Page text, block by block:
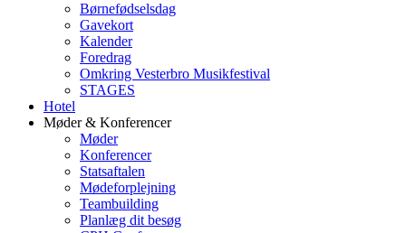
Børnefødselsdag
Gavekort
Kalender
Foredrag
Omkring Vesterbro Musikfestival
STAGES
Hotel
Møder & Konferencer
Møder
Konferencer
Statsaftalen
Mødeforplejning
Teambuilding
Planlæg dit besøg